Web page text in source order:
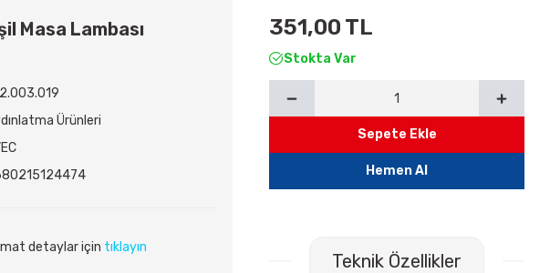
Masa Lambası
Ürünleri
detaylar için tıklayın
351,00 TL
Stokta Var
Sepete Ekle
Hemen Al
Teknik Özellikler